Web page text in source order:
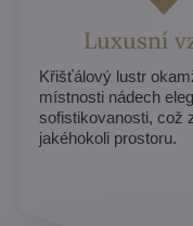
Luxusní
Křišťálový lustr
místnosti nádech
sofistikovanosti, což
jakéhokoli prostoru.